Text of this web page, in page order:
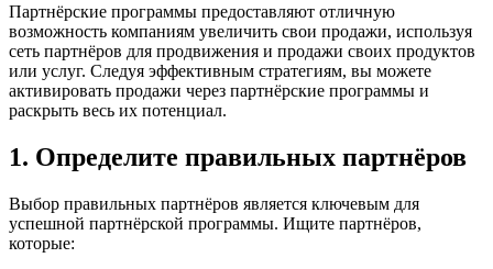
Партнёрские программы предоставляют отличную
возможность компаниям увеличить свои продажи, используя
сеть партнёров для продвижения и продажи своих продуктов
или услуг. Следуя эффективным стратегиям, вы можете
активировать продажи через партнёрские программы и
раскрыть весь их потенциал.
1. Определите правильных партнёров
Выбор правильных партнёров является ключевым для
успешной партнёрской программы. Ищите партнёров,
которые: